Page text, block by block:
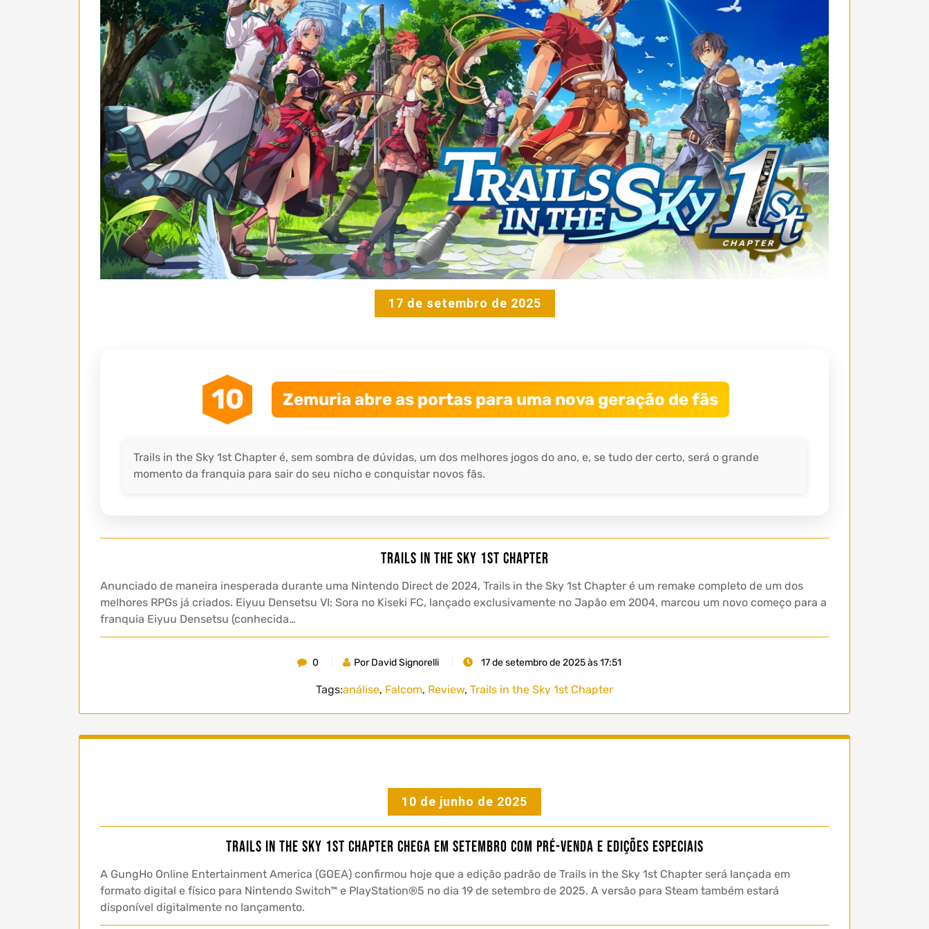
17 de setembro de 2025
10 Zemuria abre as portas para uma nova geração de fãs
Trails in the Sky 1st Chapter é, sem sombra de dúvidas, um dos melhores jogos do ano, e, se tudo der certo, será o grande
momento da franquia para sair do seu nicho e conquistar novos fãs.
Trails in the Sky 1st Chapter
Anunciado de maneira inesperada durante uma Nintendo Direct de 2024, Trails in the Sky 1st Chapter é um remake completo de um dos
melhores RPGs já criados. Eiyuu Densetsu VI: Sora no Kiseki FC, lançado exclusivamente no Japão em 2004, marcou um novo começo para a
franquia Eiyuu Densetsu (conhecida…
0 Por David Signorelli 17 de setembro de 2025 às 17:51
Tags:análise, Falcom, Review, Trails in the Sky 1st Chapter
10 de junho de 2025
Trails in the Sky 1st Chapter chega em setembro com pré-venda e edições especiais
A GungHo Online Entertainment America (GOEA) confirmou hoje que a edição padrão de Trails in the Sky 1st Chapter será lançada em
formato digital e físico para Nintendo Switch™ e PlayStation®5 no dia 19 de setembro de 2025. A versão para Steam também estará
disponível digitalmente no lançamento.